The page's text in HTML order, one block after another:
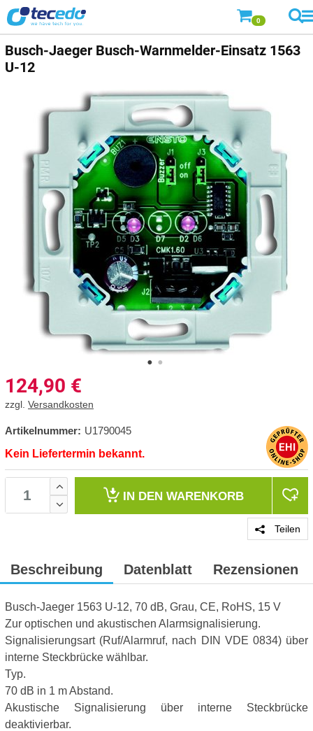
0
Busch-Jaeger Busch-Warnmelder-Einsatz 1563
U-12
124,90 €
zzgl. Versandkosten
Artikelnummer: U1790045
Kein Liefertermin bekannt.
IN DEN WARENKORB
Teilen
Beschreibung Datenblatt Rezensionen
Busch-Jaeger 1563 U-12, 70 dB, Grau, CE, RoHS, 15 V
Zur optischen und akustischen Alarmsignalisierung.
Signalisierungsart (Ruf/Alarmruf, nach DIN VDE 0834) über
interne Steckbrücke wählbar.
Typ.
70 dB in 1 m Abstand.
Akustische Signalisierung über interne Steckbrücke
deaktivierbar.